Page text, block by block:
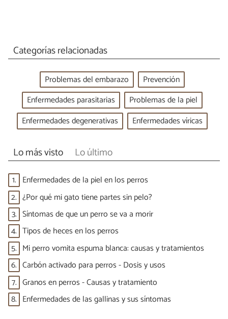
Categorías relacionadas
Problemas del embarazo
Prevención
Enfermedades parasitarias
Problemas de la piel
Enfermedades degenerativas
Enfermedades víricas
Lo más visto Lo último
1. Enfermedades de la piel en los perros
2. ¿Por qué mi gato tiene partes sin pelo?
3. Síntomas de que un perro se va a morir
4. Tipos de heces en los perros
5. Mi perro vomita espuma blanca: causas y tratamientos
6. Carbón activado para perros - Dosis y usos
7. Granos en perros - Causas y tratamiento
8. Enfermedades de las gallinas y sus síntomas